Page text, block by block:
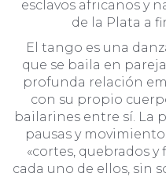
esclavos africanos y
de la Plata a
El tango es una
que se baila en
profunda relación
con su propio
bailarines entre sí. La
pausas y
«cortes, quebrados y
cada uno de ellos, sin